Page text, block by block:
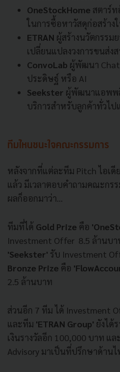
OneStockHome สตาร์
ในการซื้อหาวัสดุก่อสร้าง
ETRAN ผู้สร้างนวัตกรรม
เปลี่ยนแปลงวงการขนส่ง
ConvoLab ผู้พัฒนา
ประดิษฐ์ หรือ AI
Seekster ผู้พัฒนาแอพพ
บริการสำหรับลูกค้าทั่วไป
ทีมไหนชนะใจคณะกรรมการ
หลังจากที่แต่ละทีม Pitch ไอเดี
แล้ว มีเวลาตอบคำถามคณะกร
ผลก็ออกมาว่า...
ทีมที่ได้ Gold Prize คือ
Investment Offer 8.5 ล้านบ
'Seekster' รับ Investment
Bronze Prize คือ
2.5 ล้านบาท
ส่วนอีก 7 ทีม ได้ Investment
และทีม 'ETRAN Group' ยังได้
เงินรางวัลอีก 100,000 บาท แ
Advisory มาเป็นที่ปรึกษาด้าน